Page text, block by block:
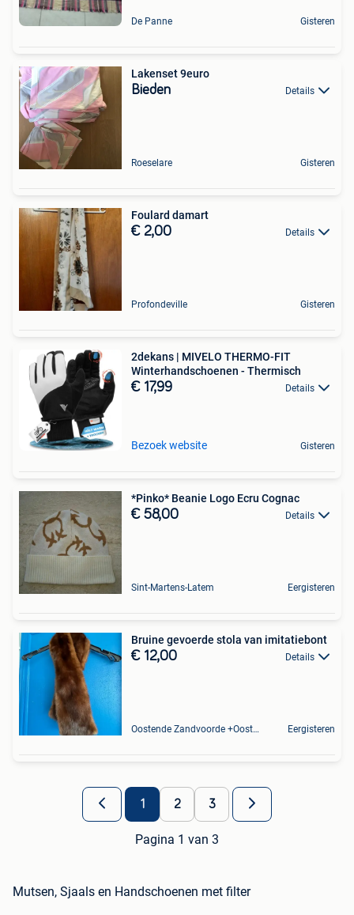
De Panne Gisteren
Lakenset 9euro
Bieden Details
Roeselare Gisteren
Foulard damart
€ 2,00 Details
Profondeville Gisteren
2dekans | MIVELO THERMO-FIT
Winterhandschoenen - Thermisch
€ 17,99 Details
Bezoek website Gisteren
*Pinko* Beanie Logo Ecru Cognac
€ 58,00 Details
Sint-Martens-Latem Eergisteren
Bruine gevoerde stola van imitatiebont
€ 12,00 Details
Oostende Zandvoorde +Oostende Eergisteren
1 2 3
Pagina 1 van 3
Mutsen, Sjaals en Handschoenen met filter